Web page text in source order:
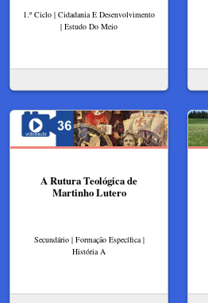
1.º Ciclo | Cidadania E Desenvolvimento
| Estudo Do Meio
A Rutura Teológica de
Martinho Lutero
Secundário | Formação Específica |
História A